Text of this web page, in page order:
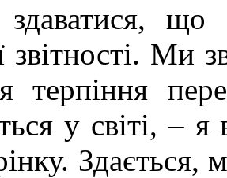
що
звітності. Ми
терпіння
у світі, –